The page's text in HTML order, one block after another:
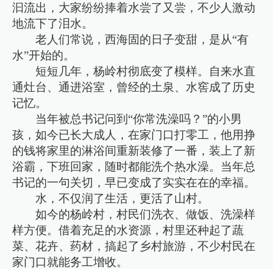
汩流出，大家纷纷捧着水尝了又尝，不少人激动
地流下了泪水。
老人们常说，西海固的日子变甜，是从“有
水”开始的。
短短几年，杨岭村彻底变了模样。自来水直
通灶台、通进浴室，曾经的土泉、水窖成了历史
记忆。
当年被总书记问到“你常洗澡吗？”的小男
孩，如今已长大成人，在家门口打零工，他用挣
的钱将家里的淋浴间重新装修了一番，装上了新
浴霸，下班回家，随时都能洗个热水澡。当年总
书记的一句关切，早已变成了实实在在的幸福。
水，不仅润了生活，更活了山村。
如今的杨岭村，村民们洗衣、做饭、洗澡样
样方便。借着充足的水资源，村里还种起了蔬
菜、花卉、药材，搞起了乡村旅游，不少村民在
家门口就能务工增收。